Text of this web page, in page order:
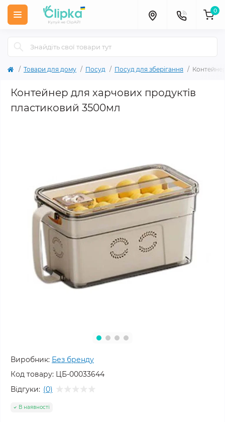
0
Товари для дому Посуд Посуд для зберігання
Контейнер для харчових продуктів
пластиковий 3500мл
Виробник: Без бренду
Код товару: ЦБ-00033644
Відгуки: (0)
В наявності